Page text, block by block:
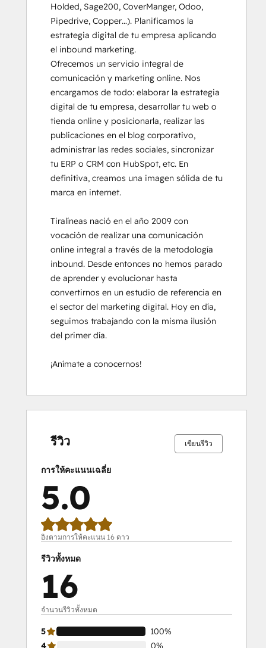
Integrating With HubSpot I: Foundations
Objectives-Based Onboarding
Platform Consulting
Revenue Operations
Sales Management Training: Strategies
for Developing a Successful Modern
Sales Team
Salesforce Integration Certification
Service Hub Software
Social Media Marketing Certification
Course
Social Media Marketing Certification II
Holded, Sage200, CoverManger, Odoo,
Pipedrive, Copper…). Planificamos la
estrategia digital de tu empresa aplicando
el inbound marketing.
Ofrecemos un servicio integral de
comunicación y marketing online. Nos
encargamos de todo: elaborar la estrategia
digital de tu empresa, desarrollar tu web o
tienda online y posicionarla, realizar las
publicaciones en el blog corporativo,
administrar las redes sociales, sincronizar
tu ERP o CRM con HubSpot, etc. En
definitiva, creamos una imagen sólida de tu
marca en internet.
Tiralíneas nació en el año 2009 con
vocación de realizar una comunicación
online integral a través de la metodología
inbound. Desde entonces no hemos parado
de aprender y evolucionar hasta
convertirnos en un estudio de referencia en
el sector del marketing digital. Hoy en día,
seguimos trabajando con la misma ilusión
del primer día.
¡Anímate a conocernos!
รีวิว เขียนรีวิว
การให้คะแนนเฉลี่ย
5.0
อิงตามการให้คะแนน 16 ดาว
รีวิวทั้งหมด
16
จำนวนรีวิวทั้งหมด
5
100%
4
0%
0%
0%
0%
0%
100%